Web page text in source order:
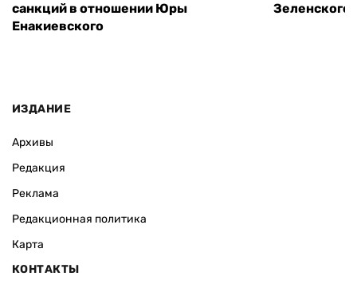
санкций в отношении Юры
Енакиевского
Зеленского
ИЗДАНИЕ
Архивы
Редакция
Реклама
Редакционная политика
Карта
КОНТАКТЫ